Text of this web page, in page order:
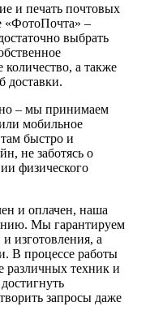
и печать почтовых
«ФотоПочта» –
выбрать
количество, а также
доставки.
– мы принимаем
мобильное
быстро и
не заботясь о
физического
и оплачен, наша
Мы гарантируем
изготовления, а
В процессе работы
различных техник и
запросы даже